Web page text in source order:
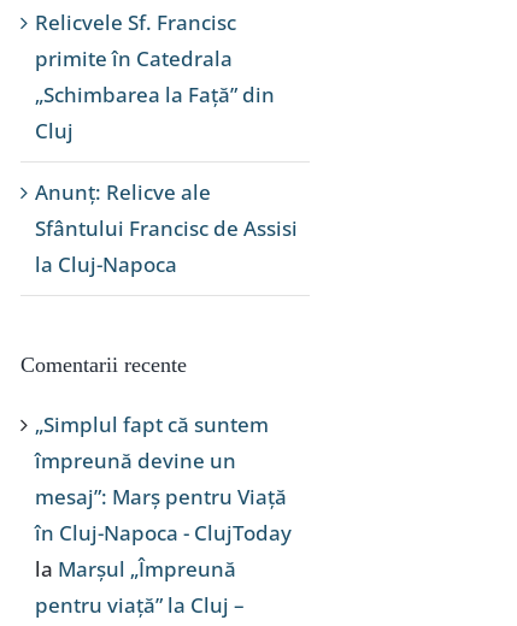
Relicvele Sf. Francisc
primite în Catedrala
„Schimbarea la Față” din
Cluj
Anunț: Relicve ale
Sfântului Francisc de Assisi
la Cluj-Napoca
Comentarii recente
„Simplul fapt că suntem
împreună devine un
mesaj”: Marș pentru Viață
în Cluj-Napoca - ClujToday
la Marșul „Împreună
pentru viață” la Cluj –